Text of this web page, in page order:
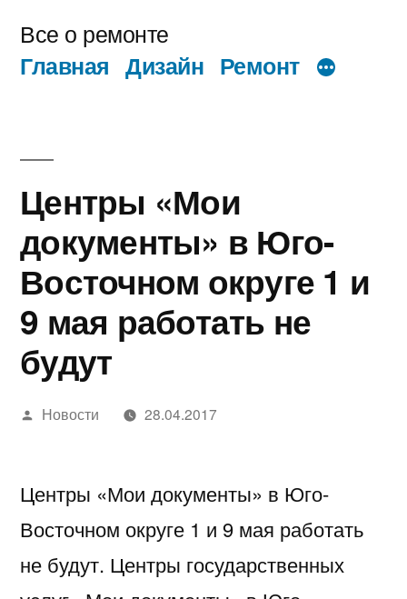
содержимому
Все о ремонте
Главная Дизайн Ремонт
Центры «Мои
документы» в Юго-
Восточном округе 1 и
9 мая работать не
будут
Написано
Новости 28.04.2017
Центры «Мои документы» в Юго-
Восточном округе 1 и 9 мая работать
не будут. Центры государственных